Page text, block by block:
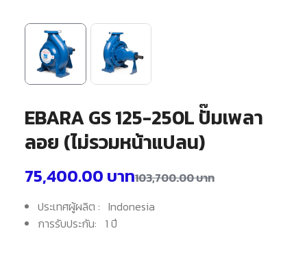
EBARA GS 125-250L ปั๊มเพลา
ลอย (ไม่รวมหน้าแปลน)
103,700.00บาท
75,400.00 บาท
ประเทศผู้ผลิต : Indonesia
การรับประกัน: 1 ปี